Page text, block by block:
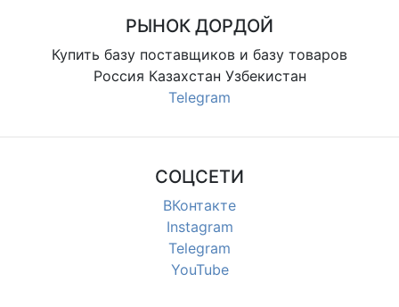
РЫНОК ДОРДОЙ
Купить базу поставщиков и базу товаров
Россия Казахстан Узбекистан
Telegram
СОЦСЕТИ
ВКонтакте
Instagram
Telegram
YouTube